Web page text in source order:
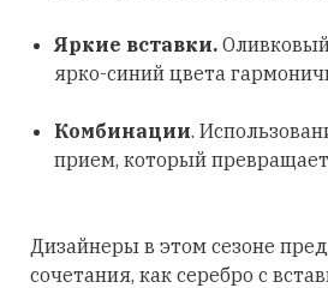
Яркие вставки.
ярко-синий цвета
Комбинации.
прием, который превращает
Дизайнеры в этом сезоне
сочетания, как серебро с